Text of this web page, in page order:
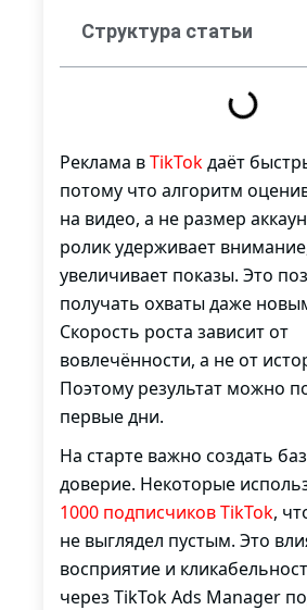
Структура статьи
Реклама вTikTokдаёт
потому что алгоритм
на видео, а не размер
ролик удерживает
увеличивает показы. Это
получать охваты даже
Скорость роста зависит от
вовлечённости, а не от
Поэтому результат можно
первые дни.
На старте важно создать
доверие. Некоторые
1000 подписчиков TikTok,
не выглядел пустым. Это
восприятие и
через TikTok Ads Manager